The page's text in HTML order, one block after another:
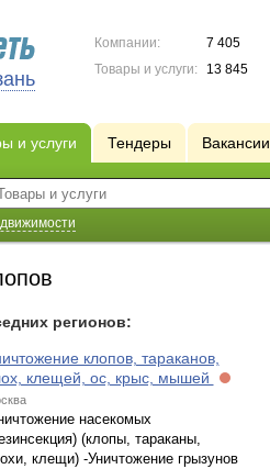
Компании:
7 405
Товары и услуги:
13 845
и услуги Тендеры Вакансии
регионов:
клопов, тараканов,
клещей, ос, крыс, мышей
насекомых
(клопы, тараканы,
клещи) -Уничтожение грызунов